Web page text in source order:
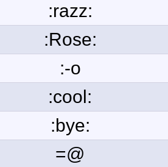
:razz:
:Rose:
:-o
:cool:
:bye:
=@